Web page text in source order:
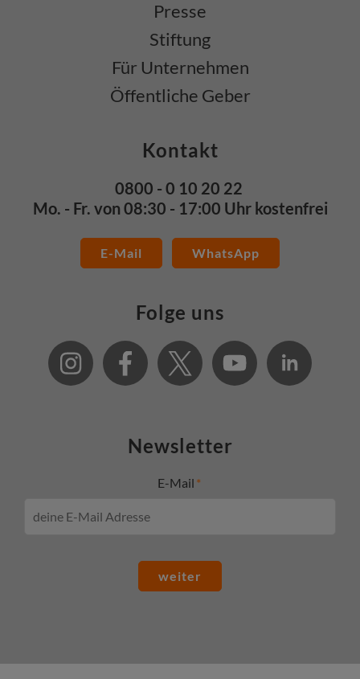
Presse
Stiftung
Für Unternehmen
Öffentliche Geber
Kontakt
0800 - 0 10 20 22
Mo. - Fr. von 08:30 - 17:00 Uhr kostenfrei
E-Mail WhatsApp
Folge uns
Newsletter
E-Mail
weiter